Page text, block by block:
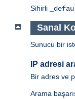
Sihirli
Sanal
Sunucu bir
IP adresi
Bir adres ve
Arama